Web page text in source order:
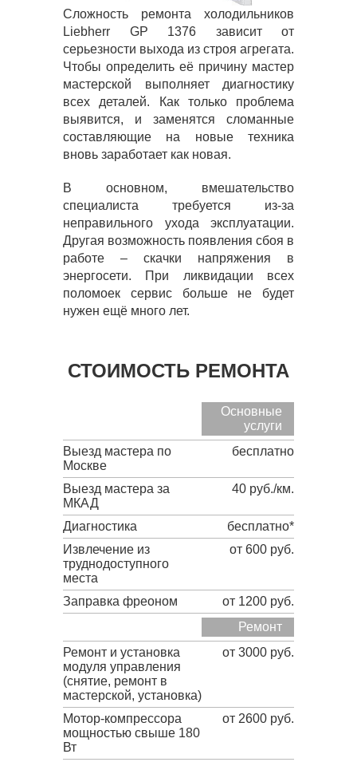
Сложность ремонта холодильников
Liebherr GP 1376 зависит от
серьезности выхода из строя агрегата.
Чтобы определить её причину мастер
мастерской выполняет диагностику
всех деталей. Как только проблема
выявится, и заменятся сломанные
составляющие на новые техника
вновь заработает как новая.
В основном, вмешательство
специалиста требуется из-за
неправильного ухода эксплуатации.
Другая возможность появления сбоя в
работе – скачки напряжения в
энергосети. При ликвидации всех
поломоек сервис больше не будет
нужен ещё много лет.
СТОИМОСТЬ РЕМОНТА
Основные
услуги
Выезд мастера по
Москве
бесплатно
Выезд мастера за
МКАД
40 руб./км.
Диагностика
бесплатно*
Извлечение из
труднодоступного
места
от 600 руб.
Заправка фреоном
от 1200 руб.
Ремонт
Ремонт и установка
модуля управления
(снятие, ремонт в
мастерской, установка)
от 3000 руб.
Мотор-компрессора
мощностью свыше 180
Вт
от 2600 руб.